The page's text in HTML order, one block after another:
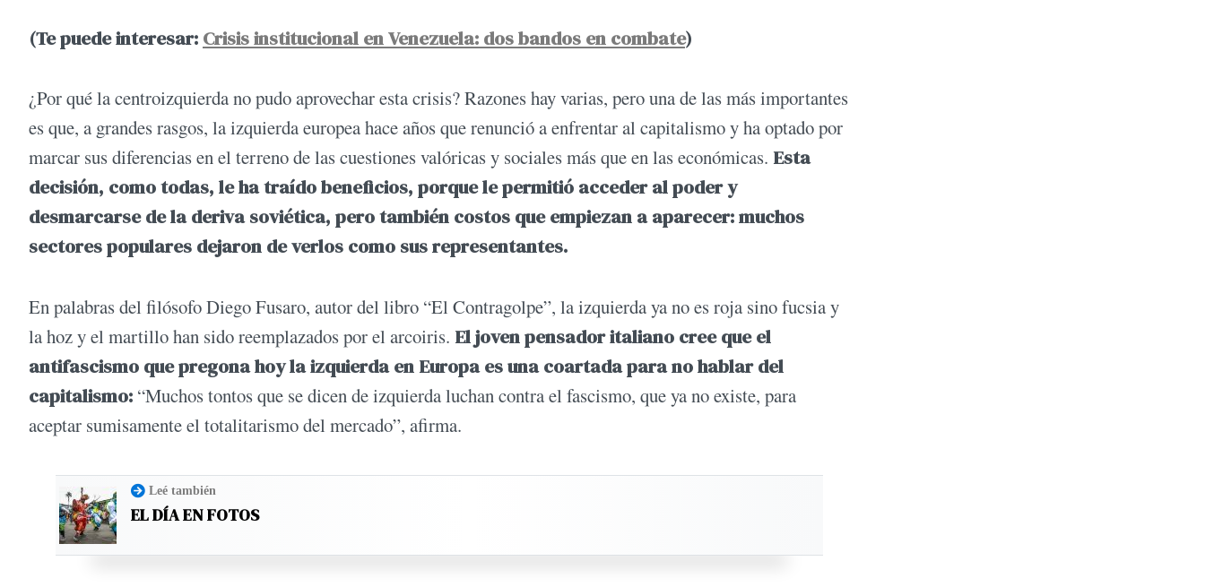
(Te puede interesar: Crisis institucional en Venezuela: dos bandos en combate)
¿Por qué la centroizquierda no pudo aprovechar esta crisis? Razones hay varias, pero una de las más importantes
es que, a grandes rasgos, la izquierda europea hace años que renunció a enfrentar al capitalismo y ha optado por
marcar sus diferencias en el terreno de las cuestiones valóricas y sociales más que en las económicas. Esta
decisión, como todas, le ha traído beneficios, porque le permitió acceder al poder y
desmarcarse de la deriva soviética, pero también costos que empiezan a aparecer: muchos
sectores populares dejaron de verlos como sus representantes.
En palabras del filósofo Diego Fusaro, autor del libro “El Contragolpe”, la izquierda ya no es roja sino fucsia y
la hoz y el martillo han sido reemplazados por el arcoiris. El joven pensador italiano cree que el
antifascismo que pregona hoy la izquierda en Europa es una coartada para no hablar del
capitalismo: “Muchos tontos que se dicen de izquierda luchan contra el fascismo, que ya no existe, para
aceptar sumisamente el totalitarismo del mercado”, afirma.
Leé también
EL DÍA EN FOTOS